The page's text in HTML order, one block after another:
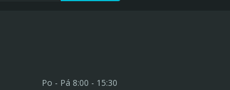
Po - Pá 8:00 - 15:30